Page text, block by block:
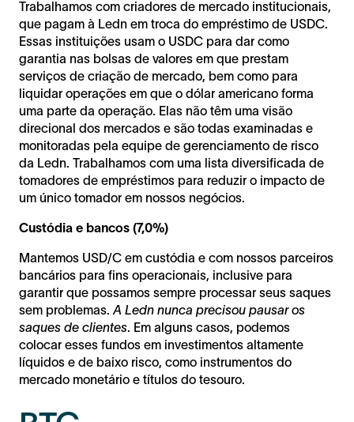
Trabalhamos com criadores de mercado institucionais,
que pagam à Ledn em troca do empréstimo de USDC.
Essas instituições usam o USDC para dar como
garantia nas bolsas de valores em que prestam
serviços de criação de mercado, bem como para
liquidar operações em que o dólar americano forma
uma parte da operação. Elas não têm uma visão
direcional dos mercados e são todas examinadas e
monitoradas pela equipe de gerenciamento de risco
da Ledn. Trabalhamos com uma lista diversificada de
tomadores de empréstimos para reduzir o impacto de
um único tomador em nossos negócios.
Custódia e bancos (7,0%)
Mantemos USD/C em custódia e com nossos parceiros
bancários para fins operacionais, inclusive para
garantir que possamos sempre processar seus saques
sem problemas. A Ledn nunca precisou pausar os
saques de clientes. Em alguns casos, podemos
colocar esses fundos em investimentos altamente
líquidos e de baixo risco, como instrumentos do
mercado monetário e títulos do tesouro.